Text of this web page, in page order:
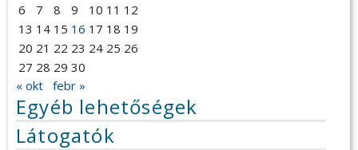
6
7 8 9 10 11 12
13 14 15 16 17 18 19
20 21 22 23 24 25 26
27 28 29 30
« okt febr »
Egyéb lehetőségek
Látogatók